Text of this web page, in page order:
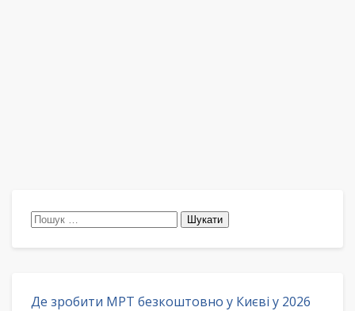
Пошук:
Де зробити МРТ безкоштовно у Києві у 2026